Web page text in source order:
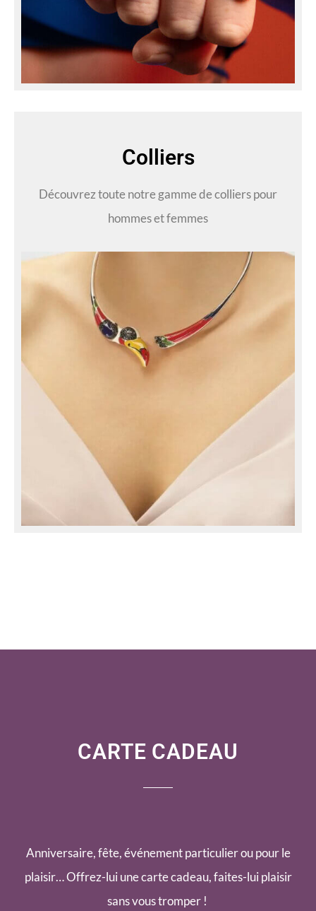
Colliers
Découvrez toute notre gamme de colliers pour
hommes et femmes
CARTE CADEAU
Anniversaire, fête, événement particulier ou pour le
plaisir… Offrez-lui une carte cadeau, faites-lui plaisir
sans vous tromper !